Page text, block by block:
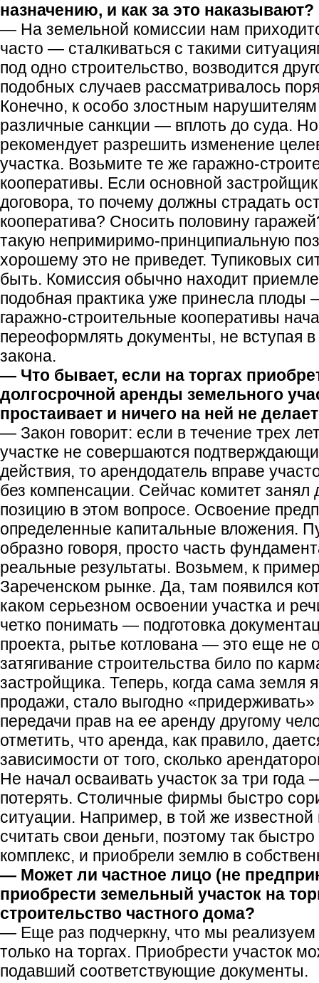
назначению, и как за это наказывают?
— На земельной комиссии нам
часто — сталкиваться с такими
под одно строительство, возводится
подобных случаев рассматривалось
Конечно, к особо злостным
различные санкции — вплоть до суда.
рекомендует разрешить изменение
участка. Возьмите те же гаражно-
кооперативы. Если основной
договора, то почему должны страдать
кооператива? Сносить половину
такую непримиримо-принципиальную
хорошему это не приведет. Тупиковых
быть. Комиссия обычно находит
подобная практика уже принесла плоды
гаражно-строительные кооперативы
переоформлять документы, не вступая в
закона.
— Что бывает, если на торгах
долгосрочной аренды земельного
простаивает и ничего на ней не
— Закон говорит: если в течение трех
участке не совершаются
действия, то арендодатель вправе
без компенсации. Сейчас комитет занял
позицию в этом вопросе. Освоение
определенные капитальные вложения.
образно говоря, просто часть
реальные результаты. Возьмем, к
Зареченском рынке. Да, там появился
каком серьезном освоении участка и
четко понимать — подготовка
проекта, рытье котлована — это еще не
затягивание строительства било по
застройщика. Теперь, когда сама земля
продажи, стало выгодно
передачи прав на ее аренду другому
отметить, что аренда, как правило,
зависимости от того, сколько
Не начал осваивать участок за три года
потерять. Столичные фирмы быстро
ситуации. Например, в той же
считать свои деньги, поэтому так
комплекс, и приобрели землю в
— Может ли частное лицо (не
приобрести земельный участок на
строительство частного дома?
— Еще раз подчеркну, что мы реализуем
только на торгах. Приобрести участок
подавший соответствующие документы.